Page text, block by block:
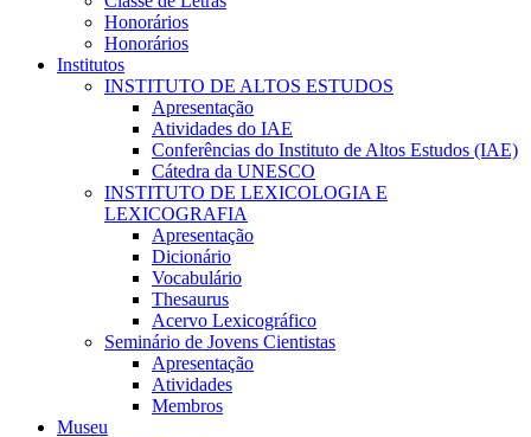
Honorários
Honorários
Institutos
INSTITUTO DE ALTOS ESTUDOS
Apresentação
Atividades do IAE
Conferências do Instituto de Altos Estudos (IAE)
Cátedra da UNESCO
INSTITUTO DE LEXICOLOGIA E
LEXICOGRAFIA
Apresentação
Dicionário
Vocabulário
Thesaurus
Acervo Lexicográfico
Seminário de Jovens Cientistas
Apresentação
Atividades
Membros
Museu